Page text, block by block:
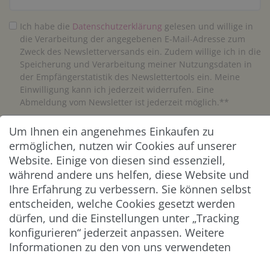
Ich habe die Daten­schutz­erklärung gelesen und willige in
die Verarbeitung der angegebenen E-Mail-Adresse zum
Zweck des Newsletterversands ein. Zudem willige ich in die
Speicherung und Verarbeitung meiner Nutzungsdaten in
der Empfängerstatistik des Newslettertools ein. Meine
Einwilligung kann ich jederzeit widerrufen. Eine
Abmeldung vom Newsletter ist jederzeit möglich.**
Abonnieren
** Hierbei handelt es sich um ein Pflichtfeld.
ZAHLUNG & VERSAND
Um Ihnen ein angenehmes Einkaufen zu
ermöglichen, nutzen wir Cookies auf unserer
Website. Einige von diesen sind essenziell,
während andere uns helfen, diese Website und
Ihre Erfahrung zu verbessern. Sie können selbst
entscheiden, welche Cookies gesetzt werden
dürfen, und die Einstellungen unter „Tracking
konfigurieren“ jederzeit anpassen. Weitere
Informationen zu den von uns verwendeten